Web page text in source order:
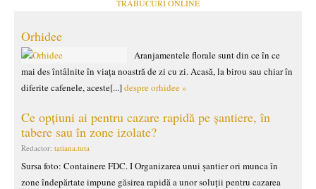
TRABUCURI ONLINE
Orhidee
Aranjamentele florale sunt din ce în ce
mai des întâlnite în viața noastră de zi cu zi. Acasă, la birou sau chiar în
diferite cafenele, aceste[...]despre orhidee »
Ce opțiuni ai pentru cazare rapidă pe șantiere, în
tabere sau în zone izolate?
Redactor: tatiana.tuta
Sursa foto: Containere FDC. I Organizarea unui șantier ori munca în
zone îndepărtate impune găsirea rapidă a unor soluții pentru cazarea